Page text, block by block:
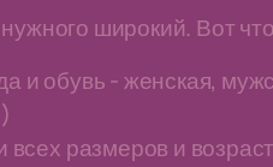
широкий. Вот
и обувь - женская,
всех размеров и